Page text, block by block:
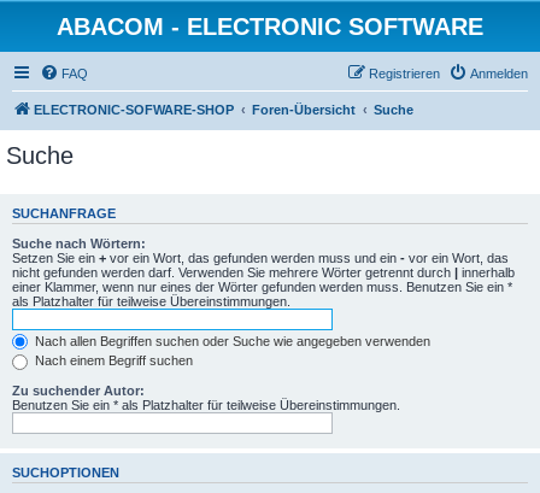
ABACOM - ELECTRONIC SOFTWARE
FAQ Anmelden
Registrieren
ELECTRONIC-SOFWARE-SHOP Foren-Übersicht Suche
Suche
SUCHANFRAGE
Suche nach Wörtern:
Setzen Sie ein + vor ein Wort, das gefunden werden muss und ein - vor ein Wort, das
nicht gefunden werden darf. Verwenden Sie mehrere Wörter getrennt durch | innerhalb
einer Klammer, wenn nur eines der Wörter gefunden werden muss. Benutzen Sie ein *
als Platzhalter für teilweise Übereinstimmungen.
Nach allen Begriffen suchen oder Suche wie angegeben verwenden
Nach einem Begriff suchen
Zu suchender Autor:
Benutzen Sie ein * als Platzhalter für teilweise Übereinstimmungen.
SUCHOPTIONEN